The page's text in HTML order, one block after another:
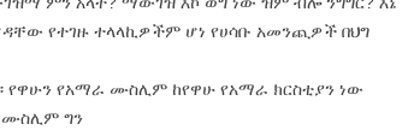
የተገዙ ተላላኪዎችም ሆነ የሀሳቡ አመንጪዎች በህግ
የአማራ ሙስሊም ከየዋሁ የአማራ ክርስቲያን ነው
ሙስሊም ግን